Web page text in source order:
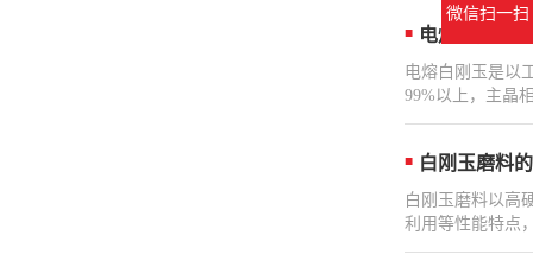
电熔白刚玉
电熔白刚玉是以
99%以上，主晶
白刚玉磨料
白刚玉磨料以高
利用等性能特点
微信扫一扫